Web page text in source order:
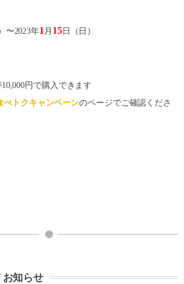
〜2023年1 月 15日（日）
円で購入できます
べトクキャンペーンのページでご確認くださ
お知らせ